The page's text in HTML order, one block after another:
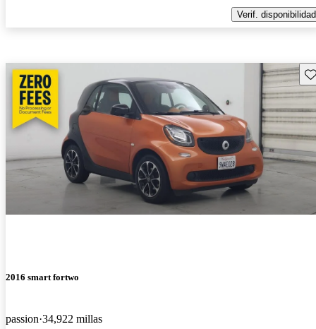
Verif. disponibilidad
2016 smart fortwo
passion 34,922 millas